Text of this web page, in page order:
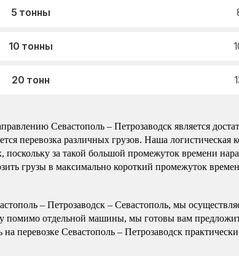
5 тонны
10 тонны
20 тонн
Севастополь – Петрозаводск является
перевозка различных грузов. Наша логистическая
поскольку за такой большой промежуток времени
грузы в максимально короткий промежуток
– Петрозаводск – Севастополь, мы
помимо отдельной машины, мы готовы вам
на перевозке Севастополь – Петрозаводск